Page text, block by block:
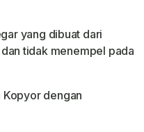
yang dibuat dari
tidak menempel pada
Kopyor dengan